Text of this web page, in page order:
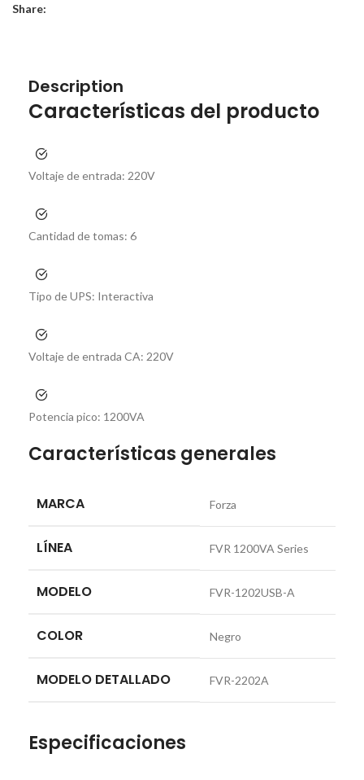
Share:
Description
Características del producto
Voltaje de entrada: 220V
Cantidad de tomas: 6
Tipo de UPS: Interactiva
Voltaje de entrada CA: 220V
Potencia pico: 1200VA
Características generales
MARCA Forza
LÍNEA FVR 1200VA Series
MODELO FVR-1202USB-A
COLOR Negro
MODELO DETALLADO FVR-2202A
Especificaciones